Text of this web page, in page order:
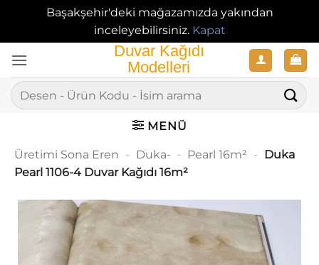
Başakşehir'deki mağazamızda yakından
inceleyebilirsiniz. Kapat
atla
Ara:
MENÜ
Üretimi Sona Eren - Duka- - Pearl 16m² - Duka
Pearl 1106-4 Duvar Kağıdı 16m²